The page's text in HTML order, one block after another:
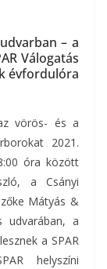
– a
Válogatás
évfordulóra
vörös- és a
2021.
óra között
a Csányi
Mátyás &
udvarában, a
a SPAR
helyszíni